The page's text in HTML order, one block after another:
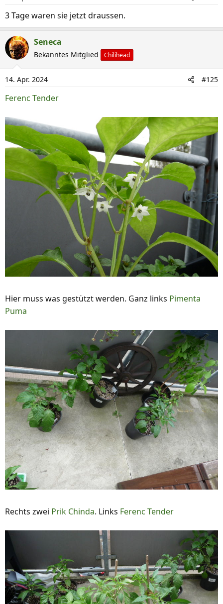
n
:
3 Tage waren sie jetzt draussen.
Seneca
Bekanntes Mitglied Chilihead
14. Apr. 2024 #125
Ferenc Tender
Hier muss was gestützt werden. Ganz links Pimenta
Puma
Rechts zwei Prik Chinda. Links Ferenc Tender